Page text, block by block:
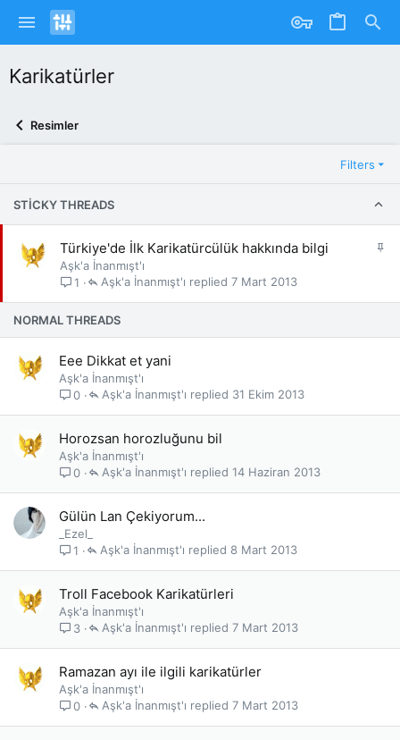
Karikatürler
Resimler
Filters
STICKY THREADS
Türkiye'de İlk Karikatürcülük hakkında bilgi
Aşk'a İnanmışt'ı
1
7 Mart 2013
Aşk'a İnanmışt'ı
NORMAL THREADS
Eee Dikkat et yani
Aşk'a İnanmışt'ı
0
31 Ekim 2013
Aşk'a İnanmışt'ı
Horozsan horozluğunu bil
Aşk'a İnanmışt'ı
0
14 Haziran 2013
Aşk'a İnanmışt'ı
Gülün Lan Çekiyorum...
_Ezel_
1
8 Mart 2013
Aşk'a İnanmışt'ı
Troll Facebook Karikatürleri
Aşk'a İnanmışt'ı
3
7 Mart 2013
Aşk'a İnanmışt'ı
Ramazan ayı ile ilgili karikatürler
Aşk'a İnanmışt'ı
0
7 Mart 2013
Aşk'a İnanmışt'ı